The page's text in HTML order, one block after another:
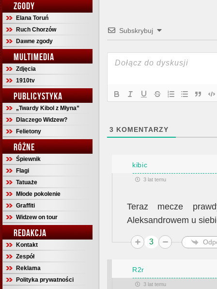
ZGODY
Elana Toruń
Ruch Chorzów
Dawne zgody
MULTIMEDIA
Zdjęcia
1910tv
PUBLICYSTYKA
„Twardy Kibol z Młyna”
Dlaczego Widzew?
Felietony
RÓŻNE
Śpiewnik
Flagi
Tatuaże
Młode pokolenie
Graffiti
Widzew on tour
REDAKCJA
Kontakt
Zespół
Reklama
Polityka prywatności
Subskrybuj
3 KOMENTARZY
kibic
3 lat temu
Teraz mecze
Aleksandrowem u
3
R2r
3 lat temu